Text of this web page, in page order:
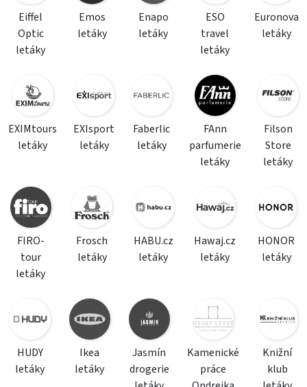
Eiffel
Optic
letáky
Emos
letáky
Enapo
letáky
ESO
travel
letáky
Euronova
letáky
EXIMtours
letáky
EXIsport
letáky
Faberlic
letáky
FAnn
parfumerie
letáky
Filson
Store
letáky
FIRO-
tour
letáky
Frosch
letáky
HABU.cz
letáky
Hawaj.cz
letáky
HONOR
letáky
HUDY
letáky
Ikea
letáky
Jasmín
drogerie
Kamenické
práce
Knižní
klub